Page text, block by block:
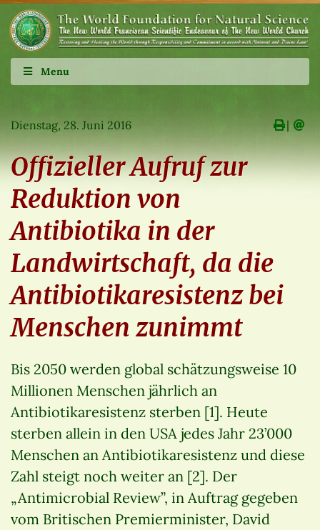
Menu
Dienstag, 28. Juni 2016 ∣
Offizieller Aufruf zur
Reduktion von
Antibiotika in der
Landwirtschaft, da die
Antibiotikaresistenz bei
Menschen zunimmt
Bis 2050 werden global schätzungsweise 10
Millionen Menschen jährlich an
Antibiotikaresistenz sterben [1]. Heute
sterben allein in den USA jedes Jahr 23’000
Menschen an Antibiotikaresistenz und diese
Zahl steigt noch weiter an [2]. Der
„Antimicrobial Review”, in Auftrag gegeben
vom Britischen Premierminister, David